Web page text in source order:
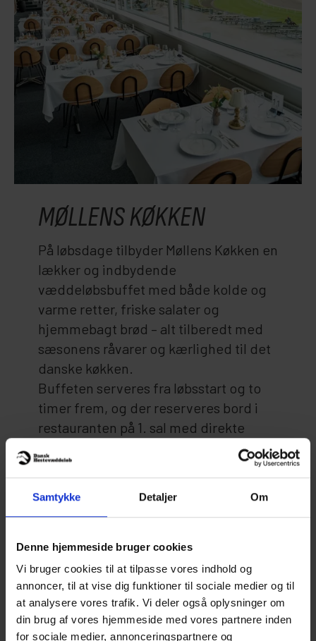
Samtykke Detaljer Om
Denne hjemmeside bruger cookies
Vi bruger cookies til at tilpasse vores indhold og
annoncer, til at vise dig funktioner til sociale medier og til
at analysere vores trafik. Vi deler også oplysninger om
din brug af vores hjemmeside med vores partnere inden
for sociale medier, annonceringspartnere og
MØLLENS KØKKEN
På løbsdage tilbyder Møllens Køkken en
lækker og indbydende
væddeløbsbuffet med både kolde og
varme retter, friske salater og
hjemmebagt brød – alt tilberedt med
sæsonens råvarer og kærlighed til det
danske køkken.
Buffeten serveres fra løbsstart og to
timer frem, og der reserveres bord i
restauranten på 1. sal med direkte
Restaurantpakken kan købes
både med
behov for. Du vælger blot den ønskede
løbsdagen.
Køb Restaurantpakken samme sted
som du køber billet til løbet under
DAGENS RESTAURANTPAKKE.